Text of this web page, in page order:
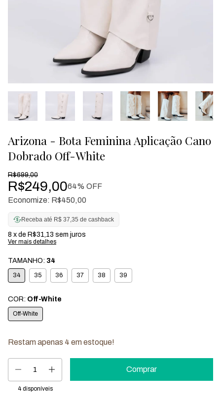
Arizona - Bota Feminina Aplicação Cano
Dobrado Off-White
R$699,00
R$249,0064% OFF
Economize: R$450,00
Receba até R$ 37,35 de cashback
8 x de R$31,13 sem juros
Ver mais detalhes
TAMANHO: 34
34 35 36 37 38 39
COR: Off-White
Off-White
Restam apenas 4 em estoque!
4 disponíveis